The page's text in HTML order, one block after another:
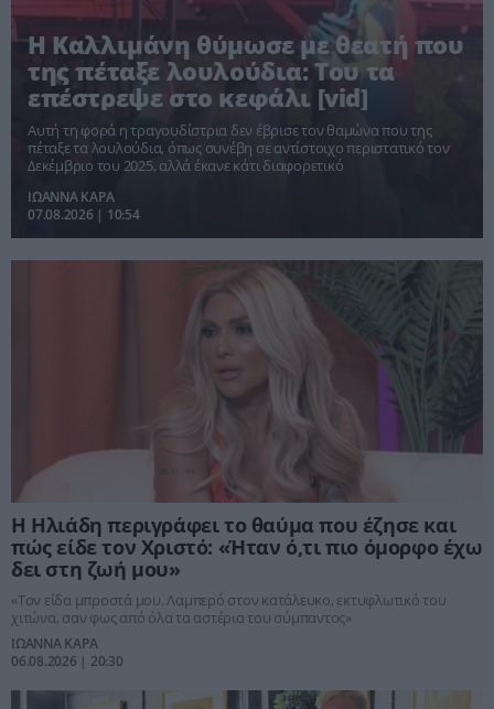
Η Καλλιμάνη θύμωσε με θεατή που
της πέταξε λουλούδια: Του τα
επέστρεψε στο κεφάλι [vid]
Αυτή τη φορά η τραγουδίστρια δεν έβρισε τον θαμώνα που της
πέταξε τα λουλούδια, όπως συνέβη σε αντίστοιχο περιστατικό τον
Δεκέμβριο του 2025, αλλά έκανε κάτι διαφορετικό
ΙΩΑΝΝΑ ΚΑΡΑ
07.08.2026 | 10:54
Η Ηλιάδη περιγράφει το θαύμα που έζησε και
πώς είδε τον Χριστό: «Ήταν ό,τι πιο όμορφο έχω
δει στη ζωή μου»
«Tον είδα μπροστά μου. Λαμπερό στον κατάλευκο, εκτυφλωτικό του
χιτώνα, σαν φως από όλα τα αστέρια του σύμπαντος»
ΙΩΑΝΝΑ ΚΑΡΑ
06.08.2026 | 20:30